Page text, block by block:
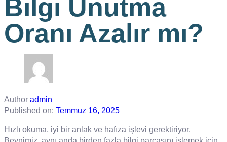
Bilgi Unutma
Oranı Azalır mı?
Author admin
Published on: Temmuz 16, 2025
Hızlı okuma, iyi bir anlak ve hafıza işlevi gerektiriyor.